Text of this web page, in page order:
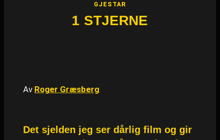
GJESTAR
1 STJERNE
Av Roger Græsberg
Det sjelden jeg ser dårlig film og gir